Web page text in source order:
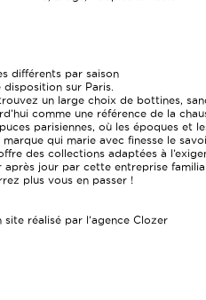
différents par saison
sur Paris.
un large choix de bottines,
comme une référence de la
parisiennes, où les époques et
qui marie avec finesse le
des collections adaptées à
jour par cette entreprise
plus vous en passer !
réalisé par l’agence Clozer